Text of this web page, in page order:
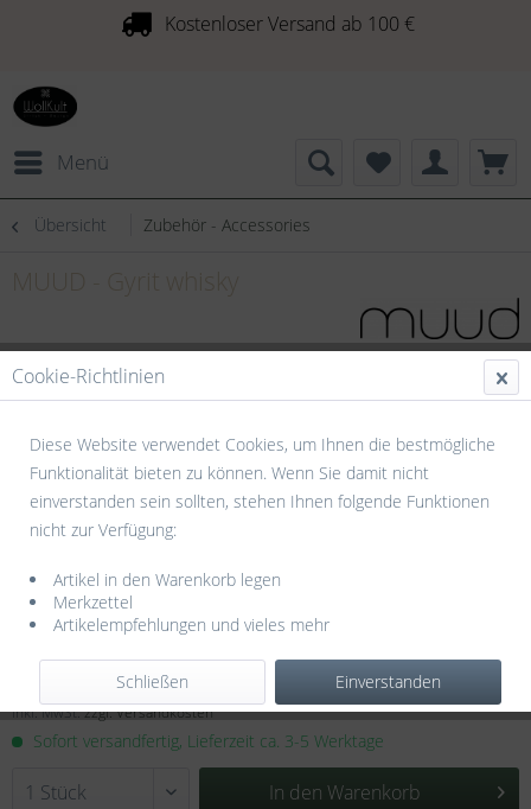
Kostenloser Versand ab 100 €
Menü
Übersicht Zubehör - Accessories
39,95 € *
inkl. MwSt.zzgl. Versandkosten
Sofort versandfertig, Lieferzeit ca. 3-5 Werktage
In den Warenkorb
Cookie-Richtlinien
Diese Website verwendet Cookies, um Ihnen die bestmögliche
Funktionalität bieten zu können. Wenn Sie damit nicht
einverstanden sein sollten, stehen Ihnen folgende Funktionen
nicht zur Verfügung:
Artikel in den Warenkorb legen
Merkzettel
Artikelempfehlungen und vieles mehr
Einverstanden
Schließen